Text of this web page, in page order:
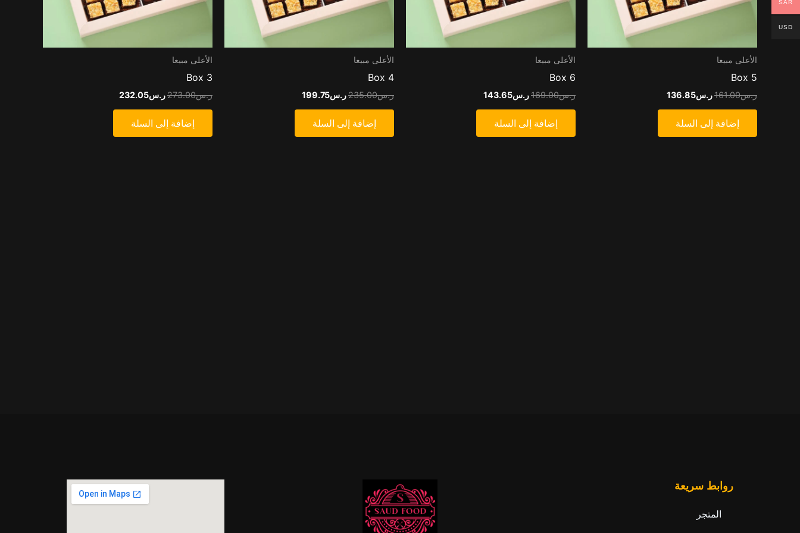
الأعلى مبيعا
Box 5
ر.س161.00ر.س136.85
إضافة إلى السلة
الأعلى مبيعا
Box 6
ر.س169.00ر.س143.65
إضافة إلى السلة
الأعلى مبيعا
Box 4
ر.س235.00ر.س199.75
إضافة إلى السلة
الأعلى مبيعا
Box 3
ر.س273.00ر.س232.05
إضافة إلى السلة
روابط سريعة
المتجر
SAR
USD